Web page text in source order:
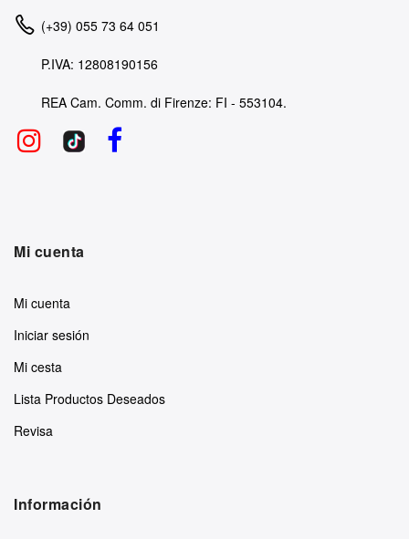
(+39) 055 73 64 051
P.IVA: 12808190156
REA Cam. Comm. di Firenze: FI - 553104.
Mi cuenta
Mi cuenta
Iniciar sesión
Mi cesta
Lista Productos Deseados
Revisa
Información